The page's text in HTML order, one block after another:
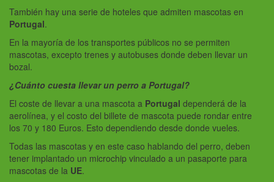
También hay una serie de hoteles que admiten mascotas en
Portugal.
En la mayoría de los transportes públicos no se permiten
mascotas, excepto trenes y autobuses donde deben llevar un
bozal.
¿Cuánto cuesta llevar un perro a Portugal?
El coste de llevar a una mascota a Portugal dependerá de la
aerolínea, y el costo del billete de mascota puede rondar entre
los 70 y 180 Euros. Esto dependiendo desde donde vueles.
Todas las mascotas y en este caso hablando del perro, deben
tener implantado un microchip vinculado a un pasaporte para
mascotas de la UE.